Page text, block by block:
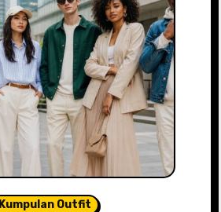
Kumpulan Outfit